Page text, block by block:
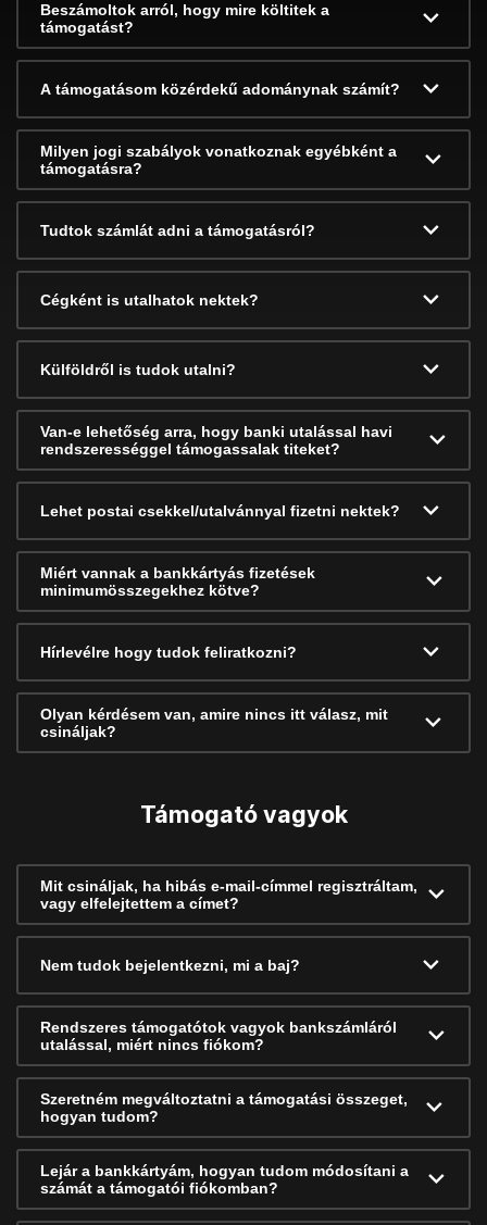
Beszámoltok arról, hogy mire költitek a
támogatást?
A támogatásom közérdekű adománynak számít?
Milyen jogi szabályok vonatkoznak egyébként a
támogatásra?
Tudtok számlát adni a támogatásról?
Cégként is utalhatok nektek?
Külföldről is tudok utalni?
Van-e lehetőség arra, hogy banki utalással havi
rendszerességgel támogassalak titeket?
Lehet postai csekkel/utalvánnyal fizetni nektek?
Miért vannak a bankkártyás fizetések
minimumösszegekhez kötve?
Hírlevélre hogy tudok feliratkozni?
Olyan kérdésem van, amire nincs itt válasz, mit
csináljak?
Támogató vagyok
Mit csináljak, ha hibás e-mail-címmel regisztráltam,
vagy elfelejtettem a címet?
Nem tudok bejelentkezni, mi a baj?
Rendszeres támogatótok vagyok bankszámláról
utalással, miért nincs fiókom?
Szeretném megváltoztatni a támogatási összeget,
hogyan tudom?
Lejár a bankkártyám, hogyan tudom módosítani a
számát a támogatói fiókomban?